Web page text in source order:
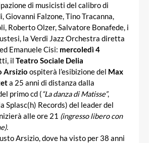
di musicisti del calibro di
Giovanni Falzone, Tino Tracanna,
Roberto Olzer, Salvatore Bonafede, i
la Verdi Jazz Orchestra diretta
Emanuele Cisi: mercoledì 4
il Teatro Sociale Delia
Arsizio ospiterà l’esibizione del Max
a 25 anni di distanza dalla
primo cd (“La danza di Matisse”,
Splasc(h) Records) del leader del
alle ore 21 (ingresso libero con
Arsizio, dove ha visto per 38 anni